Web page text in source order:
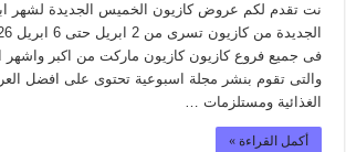
فى جميع فروع كازيون كازيون ماركت من اكبر واشهر
والتى تقوم بنشر مجلة اسبوعية تحتوى على افضل
الغذائية ومستلزمات …
أكمل القراءة »